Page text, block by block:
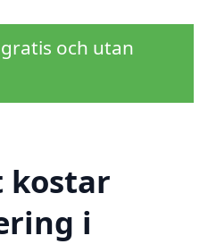
och utan
kostar
i